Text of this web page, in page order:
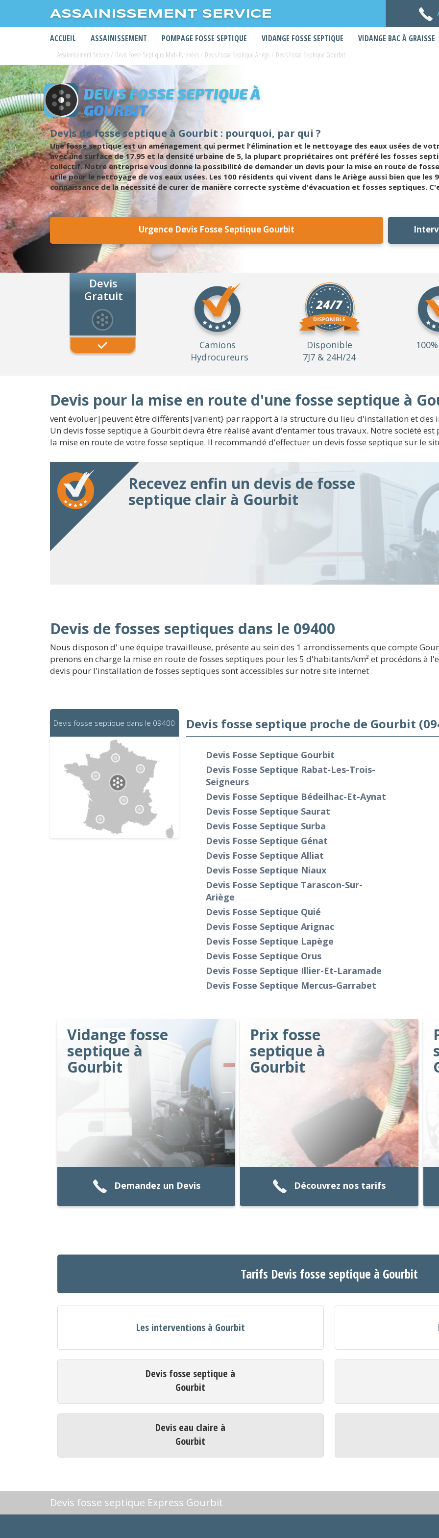
ASSAINISSEMENT SERVICE
ACCUEIL ASSAINISSEMENT POMPAGE FOSSE SEPTIQUE VIDANGE FOSSE SEPTIQUE VIDANGE BAC À GRAISSE
Assainissement Service / Devis Fosse Septique Midi-Pyrénées/ Devis Fosse Septique Ariège / Devis Fosse Septique Gourbit
DEVIS FOSSE SEPTIQUE À
GOURBIT
Devis de fosse septique à Gourbit : pourquoi, par qui ?
Une fosse septique est un aménagement qui permet l'élimination et le nettoyage des eaux usées de
avec une surface de 17.95 et la densité urbaine de 5, la plupart propriétaires ont préféré les fosses
collectif. Notre entreprise vous donne la possibilité de demander un devis pour la mise en route de
utile pour le nettoyage de vos eaux usées. Les 100 résidents qui vivent dans le Ariège aussi bien que les
connaissance de la nécessité de curer de manière correcte système d'évacuation et fosses septiques.
Urgence Devis Fosse Septique Gourbit
Devis
Gratuit
Camions
Hydrocureurs
Disponible
7J7 & 24H/24
Devis pour la mise en route d'une fosse septique à
vent évoluer|peuvent être différents|varient} par rapport à la structure du lieu d'installation et des
Un devis fosse septique à Gourbit devra être réalisé avant d'entamer tous travaux. Notre société
la mise en route de votre fosse septique. Il recommandé d'effectuer un devis fosse septique sur le
Recevez enfin un devis de fosse
septique clair à Gourbit
Devis de fosses septiques dans le 09400
Nous disposon d' une équipe travailleuse, présente au sein des 1 arrondissements que compte
prenons en charge la mise en route de fosses septiques pour les 5 d'habitants/km² et procédons à
devis pour l'installation de fosses septiques sont accessibles sur notre site internet
Devis fosse septique dans le 09400 Devis fosse septique proche de Gourbit
Devis Fosse Septique Gourbit
Devis Fosse Septique Rabat-Les-Trois-
Seigneurs
Devis Fosse Septique Bédeilhac-Et-Aynat
Devis Fosse Septique Saurat
Devis Fosse Septique Surba
Devis Fosse Septique Génat
Devis Fosse Septique Alliat
Devis Fosse Septique Niaux
Devis Fosse Septique Tarascon-Sur-
Ariège
Devis Fosse Septique Quié
Devis Fosse Septique Arignac
Devis Fosse Septique Lapège
Devis Fosse Septique Orus
Devis Fosse Septique Illier-Et-Laramade
Devis Fosse Septique Mercus-Garrabet
Vidange fosse
septique à
Gourbit
Demandez un Devis
Prix fosse
septique à
Gourbit
Découvrez nos tarifs
Tarifs Devis fosse septique à Gourbit
Les interventions à Gourbit
Devis fosse septique à
Gourbit
Devis eau claire à
Gourbit
Devis fosse septique Express Gourbit